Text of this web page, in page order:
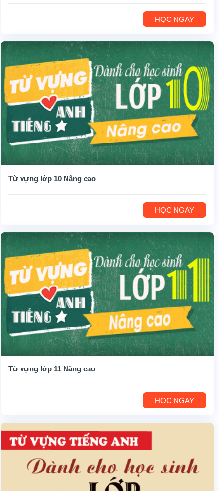
HỌC NGAY
Từ vựng lớp 10 Nâng cao
HỌC NGAY
Từ vựng lớp 11 Nâng cao
HỌC NGAY